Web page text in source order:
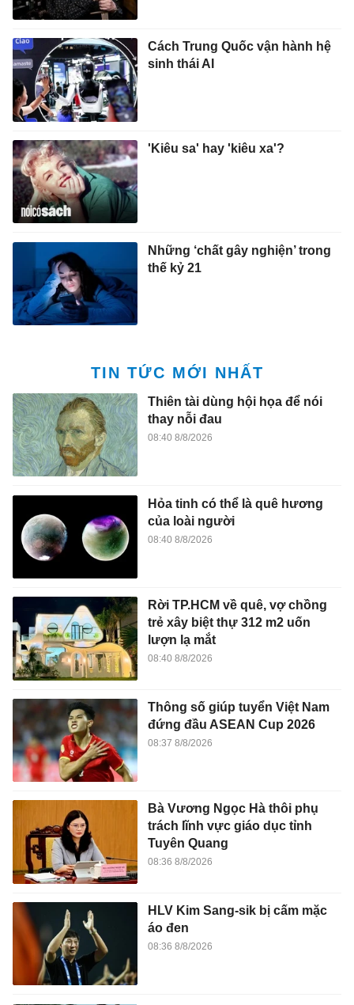
Cách Trung Quốc vận hành hệ
sinh thái AI
'Kiêu sa' hay 'kiêu xa'?
Những ‘chất gây nghiện’ trong
thế kỷ 21
TIN TỨC MỚI NHẤT
Thiên tài dùng hội họa để nói
thay nỗi đau
08:40 8/8/2026
Hỏa tinh có thể là quê hương
của loài người
08:40 8/8/2026
Rời TP.HCM về quê, vợ chồng
trẻ xây biệt thự 312 m2 uốn
lượn lạ mắt
08:40 8/8/2026
Thông số giúp tuyển Việt Nam
đứng đầu ASEAN Cup 2026
08:37 8/8/2026
Bà Vương Ngọc Hà thôi phụ
trách lĩnh vực giáo dục tỉnh
Tuyên Quang
08:36 8/8/2026
HLV Kim Sang-sik bị cấm mặc
áo đen
08:36 8/8/2026